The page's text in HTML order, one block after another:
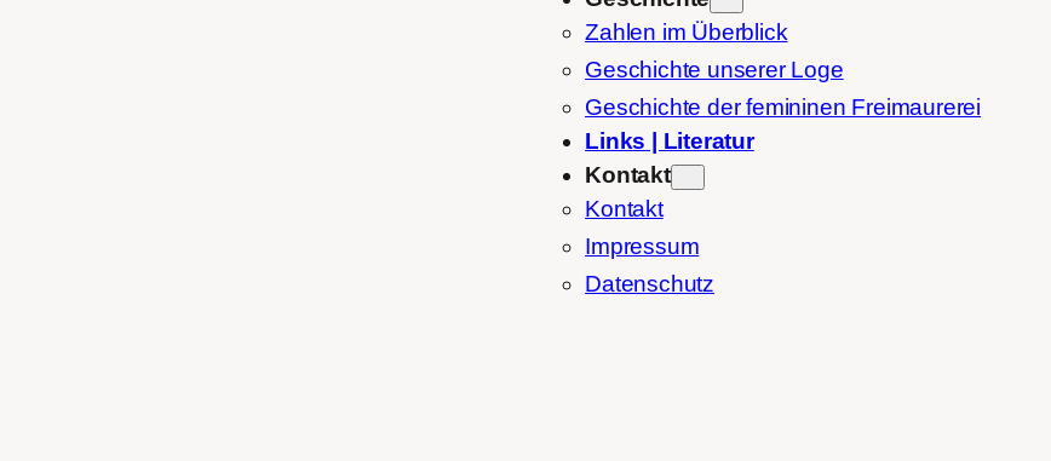
Zahlen im Überblick
Geschichte unserer Loge
Geschichte der femininen Freimaurerei
Links | Literatur
Kontakt
Kontakt
Impressum
Datenschutz